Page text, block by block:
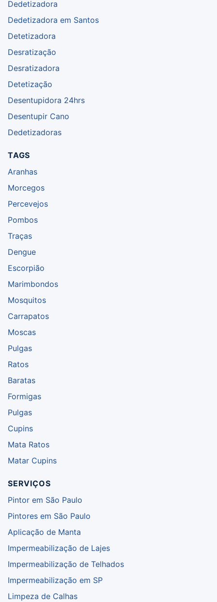
Dedetizadora
Dedetizadora em Santos
Detetizadora
Desratização
Desratizadora
Detetização
Desentupidora 24hrs
Desentupir Cano
Dedetizadoras
TAGS
Aranhas
Morcegos
Percevejos
Pombos
Traças
Dengue
Escorpião
Marimbondos
Mosquitos
Carrapatos
Moscas
Pulgas
Ratos
Baratas
Formigas
Pulgas
Cupins
Mata Ratos
Matar Cupins
SERVIÇOS
Pintor em São Paulo
Pintores em São Paulo
Aplicação de Manta
Impermeabilização de Lajes
Impermeabilização de Telhados
Impermeabilização em SP
Limpeza de Calhas